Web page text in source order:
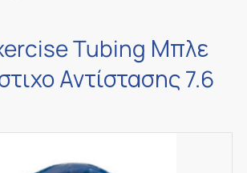
Tubing Μπλε
Αντίστασης 7.6